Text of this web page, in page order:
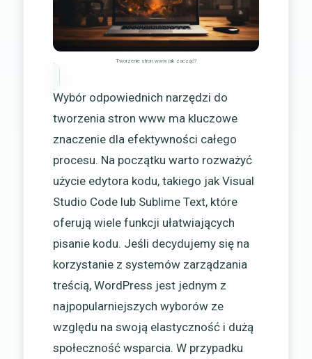
Tworzenie stron www jak zacząć?
Wybór odpowiednich narzędzi do
tworzenia stron www ma kluczowe
znaczenie dla efektywności całego
procesu. Na początku warto rozważyć
użycie edytora kodu, takiego jak Visual
Studio Code lub Sublime Text, które
oferują wiele funkcji ułatwiających
pisanie kodu. Jeśli decydujemy się na
korzystanie z systemów zarządzania
treścią, WordPress jest jednym z
najpopularniejszych wyborów ze
względu na swoją elastyczność i dużą
społeczność wsparcia. W przypadku